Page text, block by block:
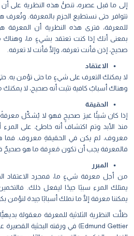
إلى ما قبل عصره، تنصُّ هذه النظرية على
تتوافر حتى نستطيع الجزم بالمعرفة. وتُعرف
للمعرفة، فترى هذه النظرية أن المعرفة هي
بمعنى أنك إذا كنت تعتقد بشيءٍ ما، وهناك
صحيح، إذن فأنت تعرفه، وإلَّا فأنت لا تعرفه.
الاعتقاد
لا يمكنك التعرف على شيءٍ ما حتى تؤمن به.
وهناك أسبابٌ كافية تثبت أنه صحيح، لا يمكنك
الحقيقة
إذا كان شيئًا غيرَ صحيحٍ فهو لا يُشكِّل معرفةً.
منذ الأبد وتم اكتشاف أنه خاطئ، على
معروف، لم يكن في الحقيقةِ معروف. فما
فالمعرفة يجب أن تكون مَعرِفة ما هو صحيحٌ
المبرر
من أجل معرفة شيءٍ ما، فمجرد الاعتقاد
يمتلك المرء سببًا جيدًا ليفعل ذلك.
يمكننا معرفة إلَّا ما نملك أسبابًا جيدة لنؤمن
ظلَّت النظرية الثلاثية للمعرفة معقولة